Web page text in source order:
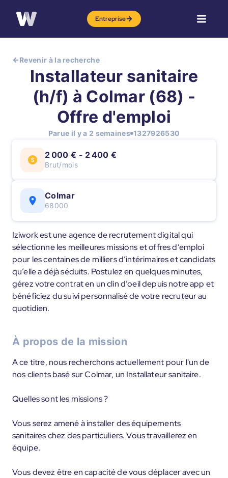
Entreprise
Revenir à la recherche
Installateur sanitaire
(h/f) à Colmar (68) -
Offre d'emploi
Parue il y a 2 semaines 1327926530
2 000 € - 2 400 €
Brut/mois
Colmar
68000
Iziwork est une agence de recrutement digital qui
sélectionne les meilleures missions et offres d’emploi
pour les centaines de milliers d’intérimaires et candidats
qu’elle a déjà séduits. Postulez en quelques minutes,
gérez votre contrat en un clin d’oeil depuis notre app et
bénéficiez du suivi personnalisé de votre recruteur au
quotidien.
À propos de la mission
A ce titre, nous recherchons actuellement pour l'un de
nos clients basé sur Colmar, un Installateur sanitaire.
Quelles sont les missions ?
Vous serez amené à installer des équipements
sanitaires chez des particuliers. Vous travaillerez en
équipe.
Vous devez être en capacité de vous déplacer avec un